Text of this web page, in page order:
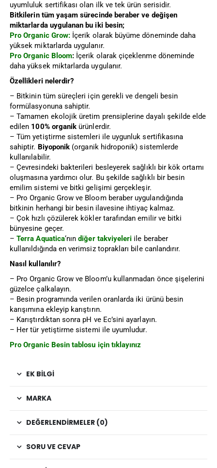
uyumluluk sertifikası olan ilk ve tek ürün serisidir.
Bitkilerin tüm yaşam sürecinde beraber ve değişen
miktarlarda uygulanan bu iki besin;
Pro Organic Grow: İçerik olarak büyüme döneminde daha
yüksek miktarlarda uygulanır.
Pro Organic Bloom: İçerik olarak çiçeklenme döneminde
daha yüksek miktarlarda uygulanır.
Özellikleri nelerdir?
– Bitkinin tüm süreçleri için gerekli ve dengeli besin
formülasyonuna sahiptir.
– Tamamen ekolojik üretim prensiplerine dayalı şekilde elde
edilen 100% organik ürünlerdir.
– Tüm yetiştirme sistemleri ile uygunluk sertifikasına
sahiptir. Biyoponik (organik hidroponik) sistemlerde
kullanılabilir.
– Çevresindeki bakterileri besleyerek sağlıklı bir kök ortamı
oluşmasına yardımcı olur. Bu şekilde sağlıklı bir besin
emilim sistemi ve bitki gelişimi gerçekleşir.
– Pro Organic Grow ve Bloom beraber uygulandığında
bitkinin herhangi bir besin ilavesine ihtiyaç kalmaz.
– Çok hızlı çözülerek kökler tarafından emilir ve bitki
bünyesine geçer.
–Terra Aquatica‘nındiğer takviyeleri ile beraber
kullanıldığında en verimsiz toprakları bile canlandırır.
Nasıl kullanılır?
– Pro Organic Grow ve Bloom’u kullanmadan önce şişelerini
güzelce çalkalayın.
– Besin programında verilen oranlarda iki ürünü besin
karışımına ekleyip karıştırın.
– Karıştırdıktan sonra pH ve Ec’sini ayarlayın.
– Her tür yetiştirme sistemi ile uyumludur.
Pro Organic Besin tablosu için tıklayınız
EK BILGI
MARKA
DEĞERLENDIRMELER (0)
SORU VE CEVAP